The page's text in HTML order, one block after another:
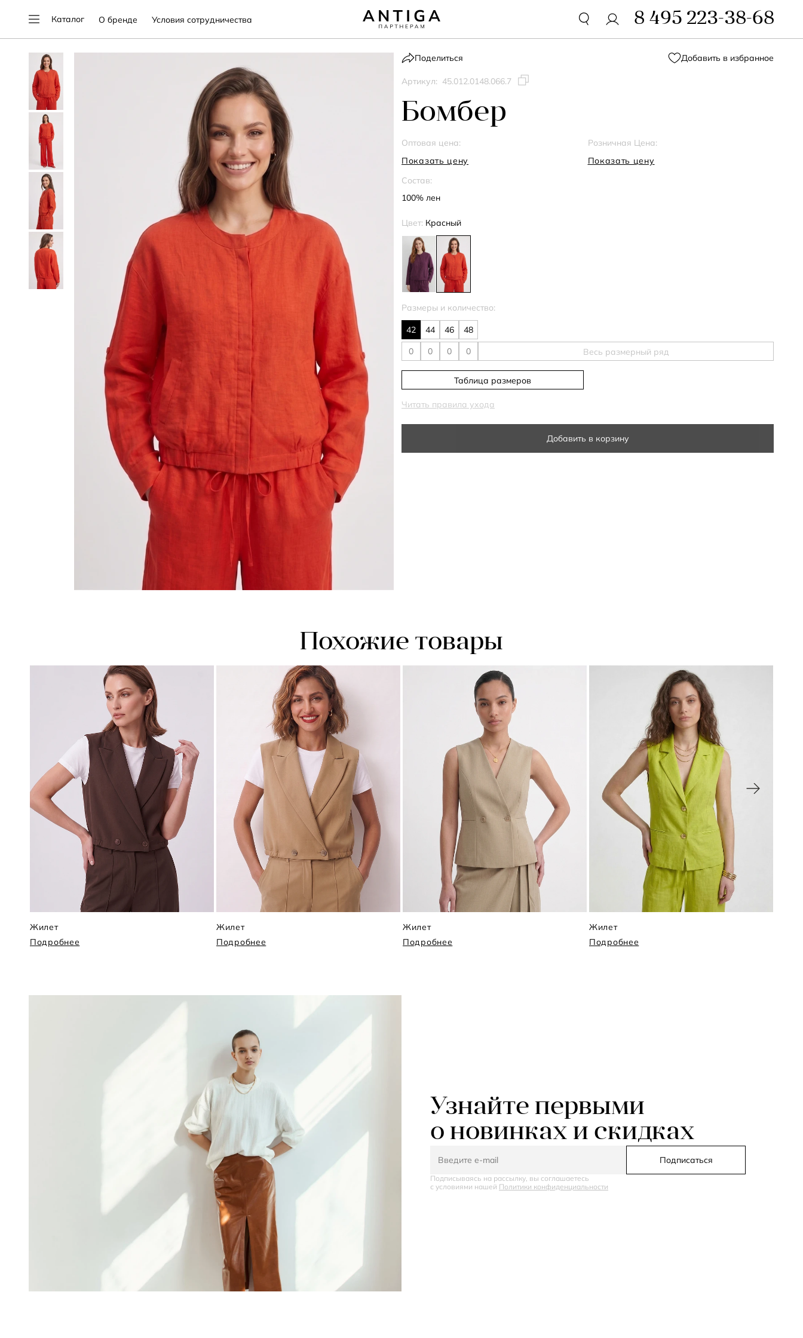
Каталог О бренде Условия сотрудничества 8 495 223-38-68
Поделиться Добавить в избранное
Артикул: 45.012.0148.066.7
Бомбер
Оптовая цена:
Показать цену
Розничная Цена:
Показать цену
Состав:
100% лен
Цвет: Красный
Размеры и количество:
42 44 46 48
Весь размерный ряд
Таблица размеров
Читать правила ухода
Добавить в корзину
Похожие товары
Жилет
Подробнее
Жилет
Подробнее
Жилет
Подробнее
Жилет
Подробнее
Узнайте первыми
о новинках и скидках
Подписаться
Подписываясь на рассылку, вы соглашаетесь
с условиями нашей Политики конфиденциальности